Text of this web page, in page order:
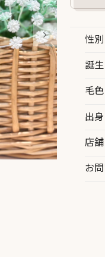
性別
誕
毛色
出身
店舗
お